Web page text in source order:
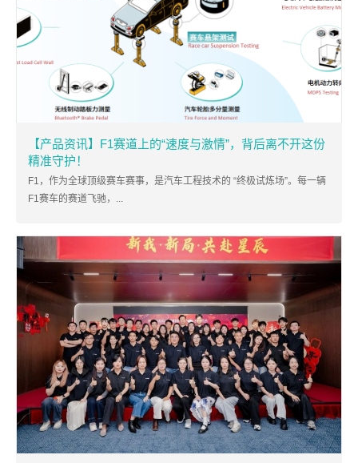
【产品资讯】F1赛道上的“速度与激情”，背后离不开这份
精准守护！
F1，作为全球顶级赛车赛事，是汽车工程技术的 “终极试炼场”。每一辆
F1赛车的赛道飞驰，...